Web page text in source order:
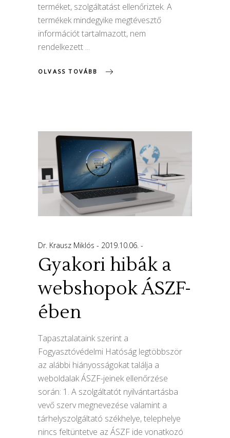
terméket, szolgáltatást ellenőriztek. A
termékek mindegyike megtévesztő
információt tartalmazott, nem
rendelkezett
OLVASS TOVÁBB
Dr. Krausz Miklós 2019.10.06.
Gyakori hibák a
webshopok ÁSZF-
ében
Tapasztalataink szerint a
Fogyasztóvédelmi Hatóság legtöbbször
az alábbi hiányosságokat találja a
weboldalak ÁSZF-jeinek ellenőrzése
során: 1. A szolgáltatót nyilvántartásba
vevő szerv megnevezése valamint a
tárhelyszolgáltató székhelye, telephelye
nincs feltüntetve az ÁSZF ide vonatkozó